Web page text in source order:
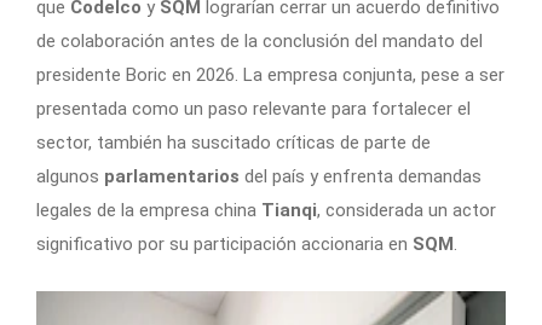
que Codelco y SQM lograrían cerrar un acuerdo definitivo
de colaboración antes de la conclusión del mandato del
presidente Boric en 2026. La empresa conjunta, pese a ser
presentada como un paso relevante para fortalecer el
sector, también ha suscitado críticas de parte de
algunos parlamentarios del país y enfrenta demandas
legales de la empresa china Tianqi, considerada un actor
significativo por su participación accionaria en SQM.